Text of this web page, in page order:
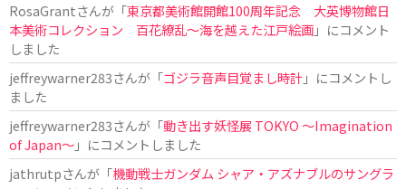
RosaGrantさんが「東京都美術館開館100周年記念 大英博物館日
本美術コレクション 百花繚乱～海を越えた江戸絵画」にコメント
しました
jeffreywarner283さんが「ゴジラ音声目覚まし時計」にコメントし
ました
jeffreywarner283さんが「動き出す妖怪展 TOKYO 〜Imagination
of Japan〜」にコメントしました
jathrutpさんが「機動戦士ガンダム シャア・アズナブルのサングラ